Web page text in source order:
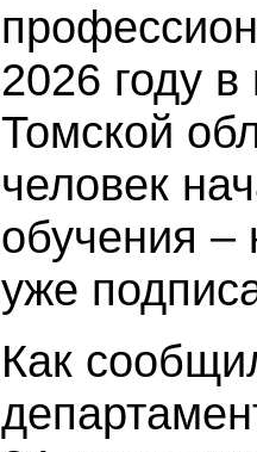
2026 году
Томской
человек
обучения –
уже
Как